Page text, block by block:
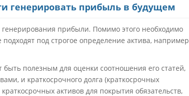
генерировать прибыль в будущем
прибыли. Помимо этого необходимо
под строгое определение актива, например
быть полезным для оценки соотношения его статей,
и краткосрочного долга (краткосрочных
активов для покрытия обязательств,